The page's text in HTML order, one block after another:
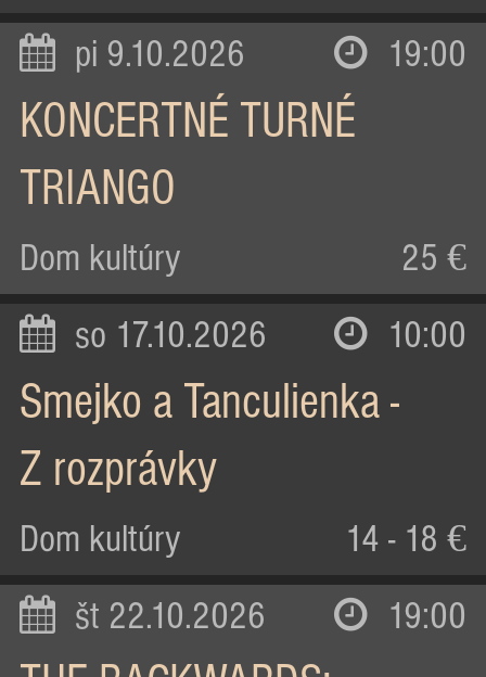
pi 9.10.2026 19:00
KONCERTNÉ TURNÉ
TRIANGO
Dom kultúry 25 €
so 17.10.2026 10:00
Smejko a Tanculienka -
Z rozprávky
Dom kultúry 14 - 18 €
št 22.10.2026 19:00